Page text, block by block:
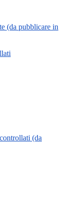
(da pubblicare in
(da